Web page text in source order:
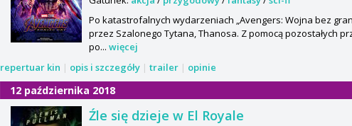
Po katastrofalnych wydarzeniach „Avengers: Wojna bez
przez Szalonego Tytana, Thanosa. Z pomocą pozostałych
po... więcej
repertuar kin | opis i szczegóły | trailer | opinie
12 października 2018
Źle się dzieje w El Royale